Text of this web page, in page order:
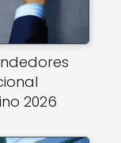
2026